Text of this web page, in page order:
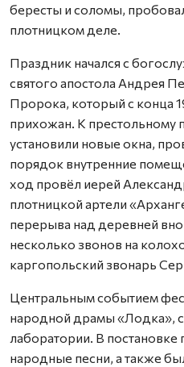
бересты и соломы,
плотницком деле.
Праздник начался с
святого апостола Андрея
Пророка, который с конца
прихожан. К престольному
установили новые окна,
порядок внутренние
ход провёл иерей
плотницкой артели
перерыва над деревней
несколько звонов на
каргопольский звонарь
Центральным событием
народной драмы «Лодка»,
лаборатории. В постановке
народные песни, а также